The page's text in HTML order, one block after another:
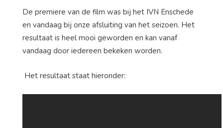
De premiere van de film was bij het IVN Enschede
en vandaag bij onze afsluiting van het seizoen. Het
resultaat is heel mooi geworden en kan vanaf
vandaag door iedereen bekeken worden.
Het resultaat staat hieronder: